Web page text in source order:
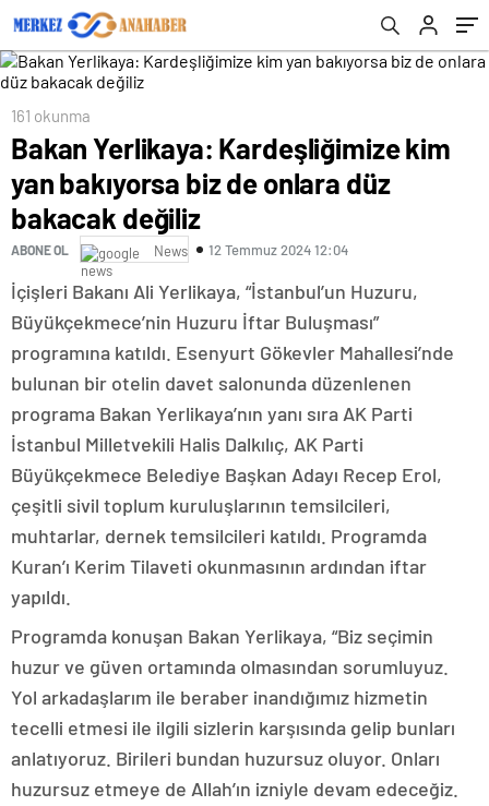
161 okunma
Bakan Yerlikaya: Kardeşliğimize kim
yan bakıyorsa biz de onlara düz
bakacak değiliz
ABONE OL News 12 Temmuz 2024 12:04
İçişleri Bakanı Ali Yerlikaya, “İstanbul’un Huzuru,
Büyükçekmece’nin Huzuru İftar Buluşması”
programına katıldı. Esenyurt Gökevler Mahallesi’nde
bulunan bir otelin davet salonunda düzenlenen
programa Bakan Yerlikaya’nın yanı sıra AK Parti
İstanbul Milletvekili Halis Dalkılıç, AK Parti
Büyükçekmece Belediye Başkan Adayı Recep Erol,
çeşitli sivil toplum kuruluşlarının temsilcileri,
muhtarlar, dernek temsilcileri katıldı. Programda
Kuran’ı Kerim Tilaveti okunmasının ardından iftar
yapıldı.
Programda konuşan Bakan Yerlikaya, “Biz seçimin
huzur ve güven ortamında olmasından sorumluyuz.
Yol arkadaşlarım ile beraber inandığımız hizmetin
tecelli etmesi ile ilgili sizlerin karşısında gelip bunları
anlatıyoruz. Birileri bundan huzursuz oluyor. Onları
huzursuz etmeye de Allah’ın izniyle devam edeceğiz.